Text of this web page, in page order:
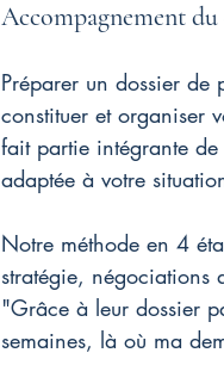
Accompagnement
Préparer un dossier de
constituer et organiser
fait partie intégrante
adaptée à votre
Notre méthode en 4
stratégie, négociations
"Grâce à leur dossier
semaines, là où ma